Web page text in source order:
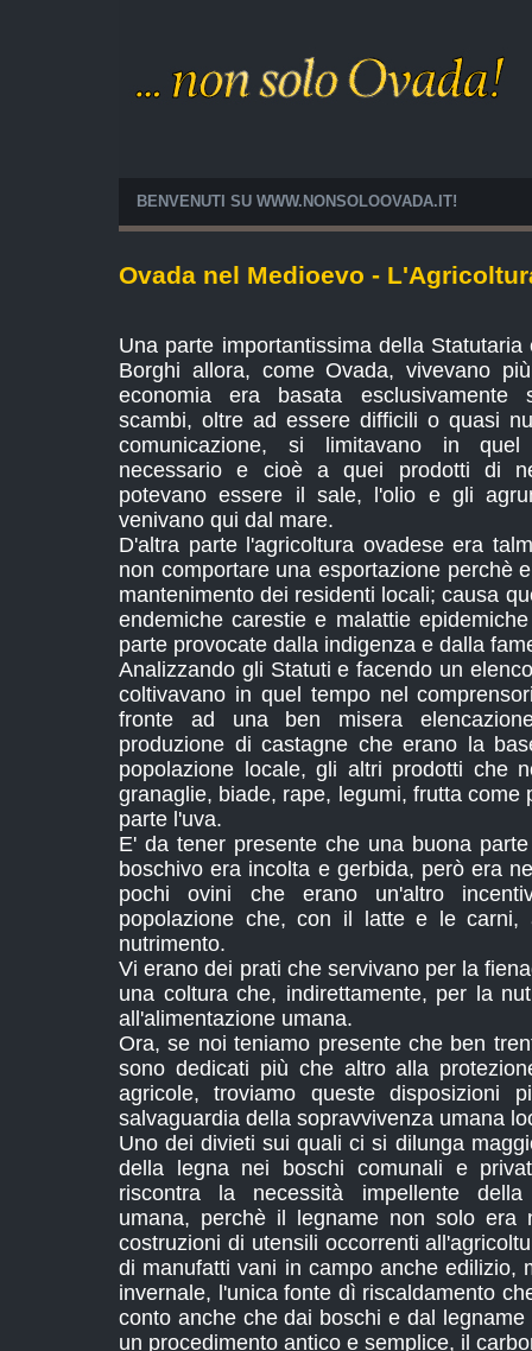
BENVENUTI SU WWW.NONSOLOOVADA.IT!
Ovada nel Medioevo -
Una parte importantissima della
Borghi allora, come Ovada, vivevano
economia era basata esclusivamente
scambi, oltre ad essere difficili o quasi
comunicazione, si limitavano in
necessario e cioè a quei prodotti di
potevano essere il sale, l'olio e gli
venivano qui dal mare.
D'altra parte l'agricoltura ovadese era
non comportare una esportazione perchè
mantenimento dei residenti locali; causa
endemiche carestie e malattie
parte provocate dalla indigenza e dalla
Analizzando gli Statuti e facendo un
coltivavano in quel tempo nel
fronte ad una ben misera
produzione di castagne che erano la
popolazione locale, gli altri prodotti che
granaglie, biade, rape, legumi, frutta come
parte l'uva.
E' da tener presente che una buona
boschivo era incolta e gerbida, però era
pochi ovini che erano un'altro
popolazione che, con il latte e le carni,
nutrimento.
Vi erano dei prati che servivano per la
una coltura che, indirettamente, per la
all'alimentazione umana.
Ora, se noi teniamo presente che ben
sono dedicati più che altro alla
agricole, troviamo queste disposizioni
salvaguardia della sopravvivenza umana
Uno dei divieti sui quali ci si dilunga
della legna nei boschi comunali e
riscontra la necessità impellente della
umana, perchè il legname non solo era
costruzioni di utensili occorrenti
di manufatti vani in campo anche edilizio,
invernale, l'unica fonte dì riscaldamento
conto anche che dai boschi e dal
un procedimento antico e semplice, il